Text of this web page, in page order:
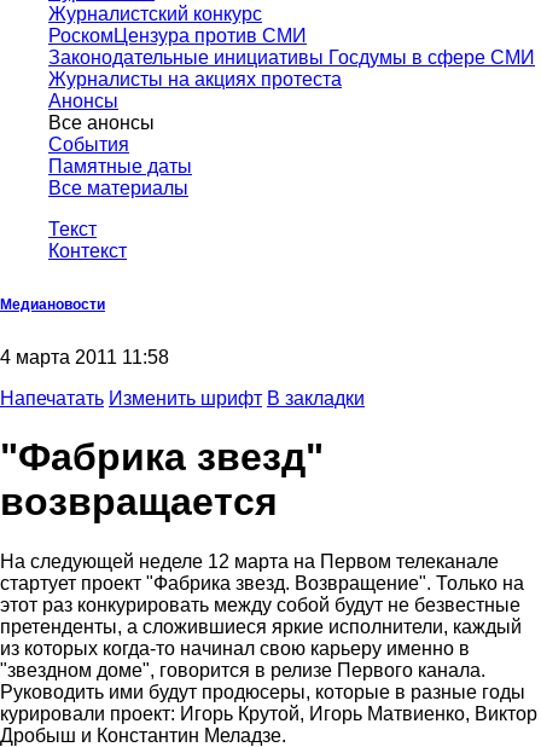
Журналистский конкурс
РоскомЦензура против СМИ
Законодательные инициативы Госдумы в сфере СМИ
Журналисты на акциях протеста
Анонсы
Все анонсы
События
Памятные даты
Все материалы
Текст
Контекст
Медиановости
4 марта 2011 11:58
Напечатать Изменить шрифт В закладки
"Фабрика звезд"
возвращается
На следующей неделе 12 марта на Первом телеканале
стартует проект "Фабрика звезд. Возвращение". Только на
этот раз конкурировать между собой будут не безвестные
претенденты, а сложившиеся яркие исполнители, каждый
из которых когда-то начинал свою карьеру именно в
"звездном доме", говорится в релизе Первого канала.
Руководить ими будут продюсеры, которые в разные годы
курировали проект: Игорь Крутой, Игорь Матвиенко, Виктор
Дробыш и Константин Меладзе.